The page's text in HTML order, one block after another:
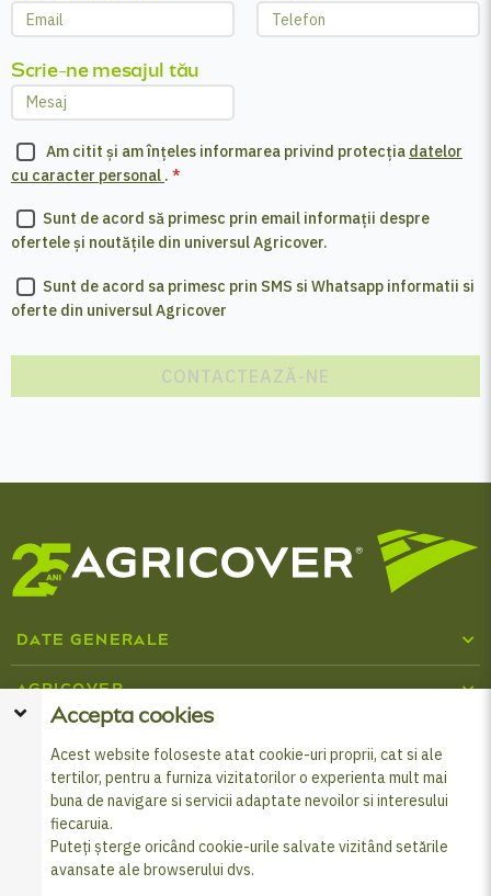
Scrie-ne mesajul tău
Am citit și am înțeles informarea privind protecția datelor
cu caracter personal . *
Sunt de acord să primesc prin email informații despre
ofertele și noutățile din universul Agricover.
Sunt de acord sa primesc prin SMS si Whatsapp informatii si
oferte din universul Agricover
CONTACTEAZĂ-NE
DATE GENERALE
Cine suntem
Combaterea fraudei și corupției
Politica de cookies
AGRICOVER
Cataloage Agricover
Programul Agricover Premium
Despre programul Tineri Lideri
Formular înscriere Burse
SOCIAL MEDIA
© 2026 Agricover Distribution S.A. - Toate drepturile
Accepta cookies
Acest website foloseste atat cookie-uri proprii, cat si ale
tertilor, pentru a furniza vizitatorilor o experienta mult mai
buna de navigare si servicii adaptate nevoilor si interesului
fiecaruia.
Puteți șterge oricând cookie-urile salvate vizitând setările
avansate ale browserului dvs.